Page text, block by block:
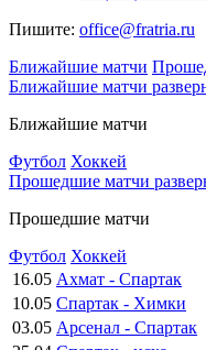
Пишите: office@fratria.ru
Ближайшие матчи
Ближайшие матчи
Ближайшие матчи
Футбол Хоккей
Прошедшие матчи
Прошедшие матчи
Футбол Хоккей
16.05 Ахмат - Спартак
10.05 Спартак - Химки
03.05 Арсенал - Спартак